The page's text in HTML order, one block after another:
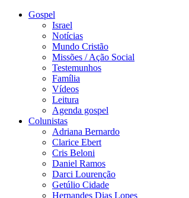
Gospel
Israel
Notícias
Mundo Cristão
Missões / Ação Social
Testemunhos
Família
Vídeos
Leitura
Agenda gospel
Colunistas
Adriana Bernardo
Clarice Ebert
Cris Beloni
Daniel Ramos
Darci Lourenção
Getúlio Cidade
Hernandes Dias Lopes